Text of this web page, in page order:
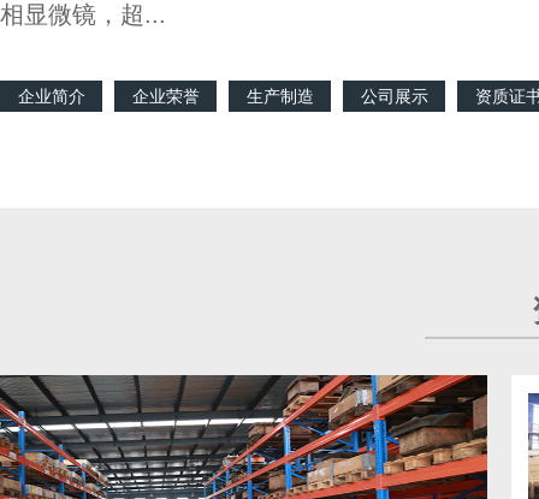
相显微镜，超...
企业简介 企业荣誉 生产制造 公司展示 资质证